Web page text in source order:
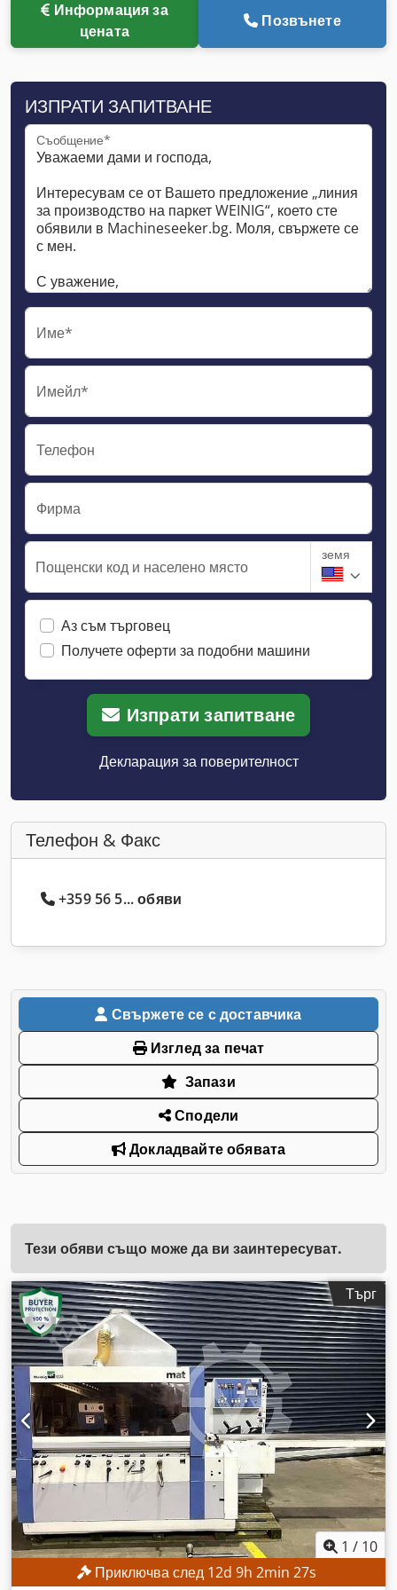
цената
Позвънете
ИЗПРАТИ ЗАПИТВАНЕ
Съобщение*
Име*
Имейл*
Телефон
Фирма
Пощенски код и населено място
земя
Аз съм търговец
Получете оферти за подобни машини
Изпрати запитване
Декларация за поверителност
Телефон & Факс
+359 56 5... обяви
Свържете се с доставчика
Изглед за печат
Запази
Сподели
Докладвайте обявата
Тези обяви също може да ви заинтересуват.
Търг
1 / 10
Приключва след 12d 9h 2min 25s